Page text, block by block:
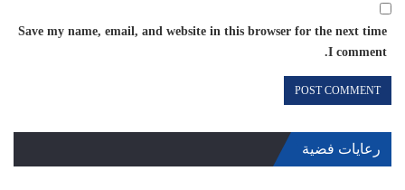
Save my name, email, and website in this browser for the next time
I comment.
رعايات فضية